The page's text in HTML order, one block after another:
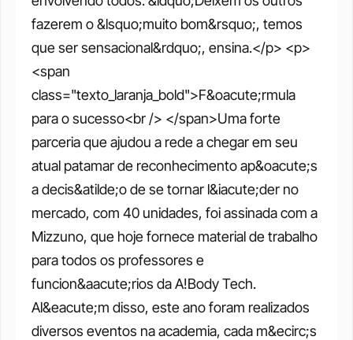
fazerem o &lsquo;muito bom&rsquo;, temos
que ser sensacional&rdquo;, ensina.</p> <p>
<span
class="texto_laranja_bold">F&oacute;rmula
para o sucesso<br /> </span>Uma forte
parceria que ajudou a rede a chegar em seu
atual patamar de reconhecimento ap&oacute;s
a decis&atilde;o de se tornar l&iacute;der no
mercado, com 40 unidades, foi assinada com a
Mizzuno, que hoje fornece material de trabalho
para todos os professores e
funcion&aacute;rios da A!Body Tech.
Al&eacute;m disso, este ano foram realizados
diversos eventos na academia, cada m&ecirc;s